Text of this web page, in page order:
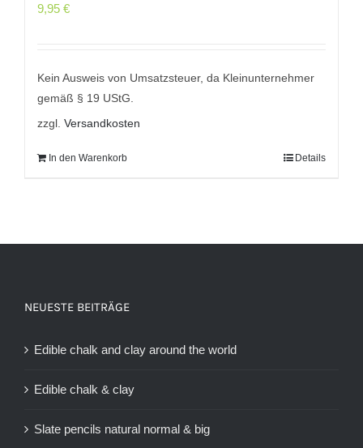
9,95 €
Kein Ausweis von Umsatzsteuer, da Kleinunternehmer
gemäß § 19 UStG.
zzgl. Versandkosten
In den Warenkorb Details
NEUESTE BEITRÄGE
Edible chalk and clay around the world
Edible chalk & clay
Slate pencils natural normal & big